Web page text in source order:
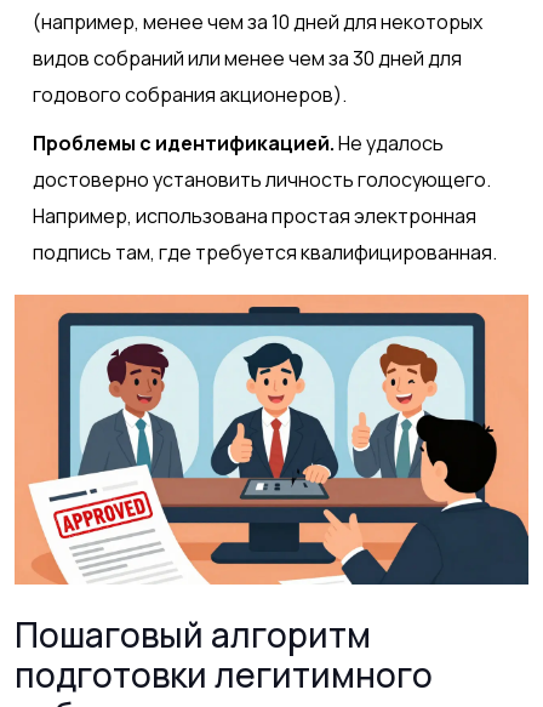
(например, менее чем за 10 дней для некоторых
видов собраний или менее чем за 30 дней для
годового собрания акционеров).
Проблемы с идентификацией.Не удалось
достоверно установить личность голосующего.
Например, использована простая электронная
подпись там, где требуется квалифицированная.
Пошаговый алгоритм
подготовки легитимного